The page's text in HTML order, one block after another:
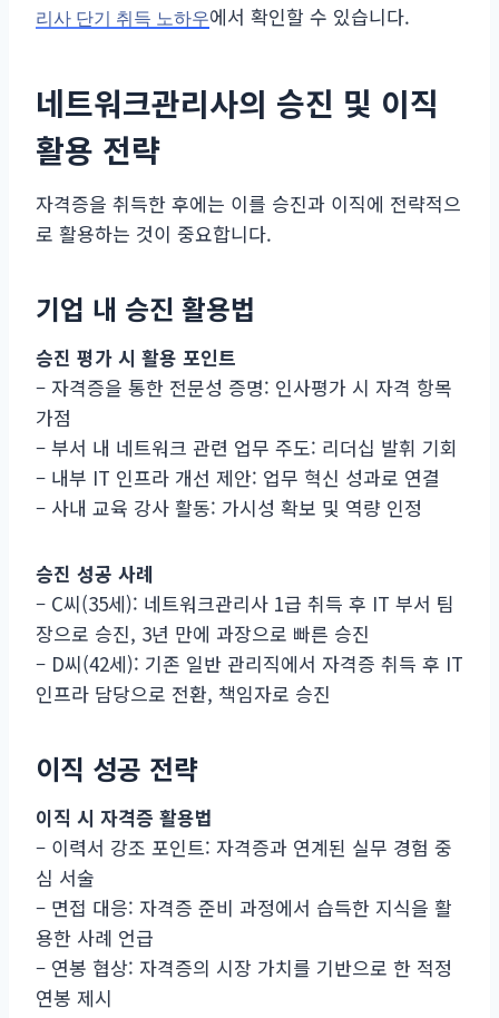
리사 단기 취득 노하우에서 확인할 수 있습니다.
네트워크관리사의 승진 및 이직
활용 전략
자격증을 취득한 후에는 이를 승진과 이직에 전략적으
로 활용하는 것이 중요합니다.
기업 내 승진 활용법
승진 평가 시 활용 포인트
– 자격증을 통한 전문성 증명: 인사평가 시 자격 항목
가점
– 부서 내 네트워크 관련 업무 주도: 리더십 발휘 기회
– 내부 IT 인프라 개선 제안: 업무 혁신 성과로 연결
– 사내 교육 강사 활동: 가시성 확보 및 역량 인정
승진 성공 사례
– C씨(35세): 네트워크관리사 1급 취득 후 IT 부서 팀
장으로 승진, 3년 만에 과장으로 빠른 승진
– D씨(42세): 기존 일반 관리직에서 자격증 취득 후 IT
인프라 담당으로 전환, 책임자로 승진
이직 성공 전략
이직 시 자격증 활용법
– 이력서 강조 포인트: 자격증과 연계된 실무 경험 중
심 서술
– 면접 대응: 자격증 준비 과정에서 습득한 지식을 활
용한 사례 언급
– 연봉 협상: 자격증의 시장 가치를 기반으로 한 적정
연봉 제시